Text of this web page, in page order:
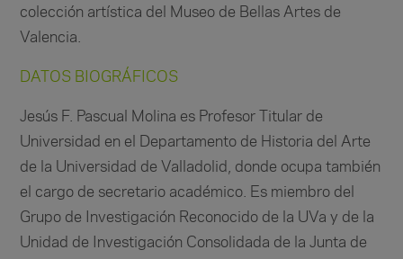
colección artística del Museo de Bellas Artes de
Valencia.
DATOS BIOGRÁFICOS
Jesús F. Pascual Molina es Profesor Titular de
Universidad en el Departamento de Historia del Arte
de la Universidad de Valladolid, donde ocupa también
el cargo de secretario académico. Es miembro del
Grupo de Investigación Reconocido de la UVa y de la
Unidad de Investigación Consolidada de la Junta de